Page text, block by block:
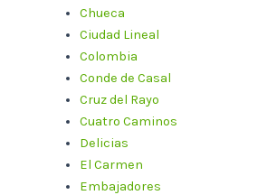
Chueca
Ciudad Lineal
Colombia
Conde de Casal
Cruz del Rayo
Cuatro Caminos
Delicias
El Carmen
Embajadores